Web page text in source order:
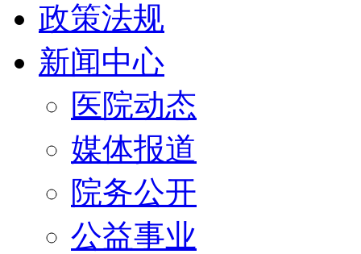
政策法规
新闻中心
医院动态
媒体报道
院务公开
公益事业